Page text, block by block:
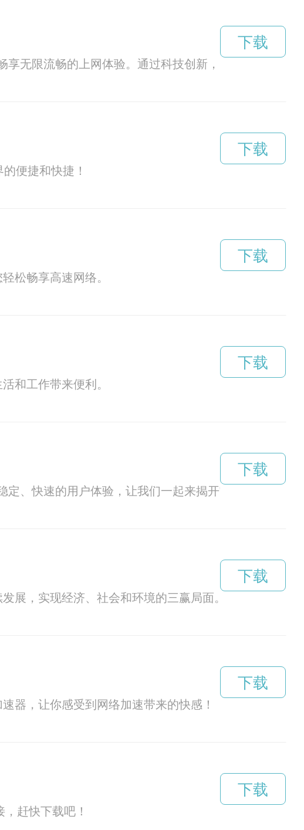
无限流畅的上网体验。通过科技创新，PG加速器为
下载
便捷和快捷！
下载
松畅享高速网络。
下载
和工作带来便利。
下载
、快速的用户体验，让我们一起来揭开它的神秘面纱。
下载
展，实现经济、社会和环境的三赢局面。
下载
器，让你感受到网络加速带来的快感！
下载
赶快下载吧！
下载